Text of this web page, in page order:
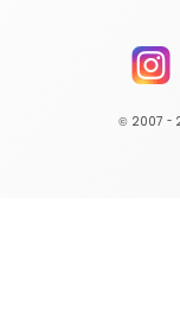
© 2007 -